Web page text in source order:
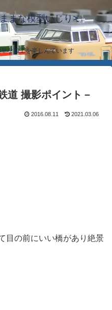
まな模型いじり>
な加工を楽しんでいます
撮影ポイント－
2016.08.11 2021.03.06
目の前にいい橋があり絶景